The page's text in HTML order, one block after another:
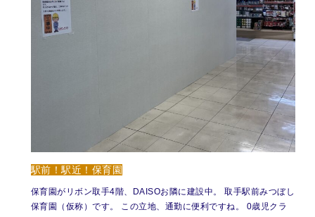
駅前！駅近！保育園
保育園がリボン取手4階、DAISOお隣に建設中。 取手駅前みつぼし
保育園（仮称）です。 この立地、通勤に便利ですね。 0歳児クラ